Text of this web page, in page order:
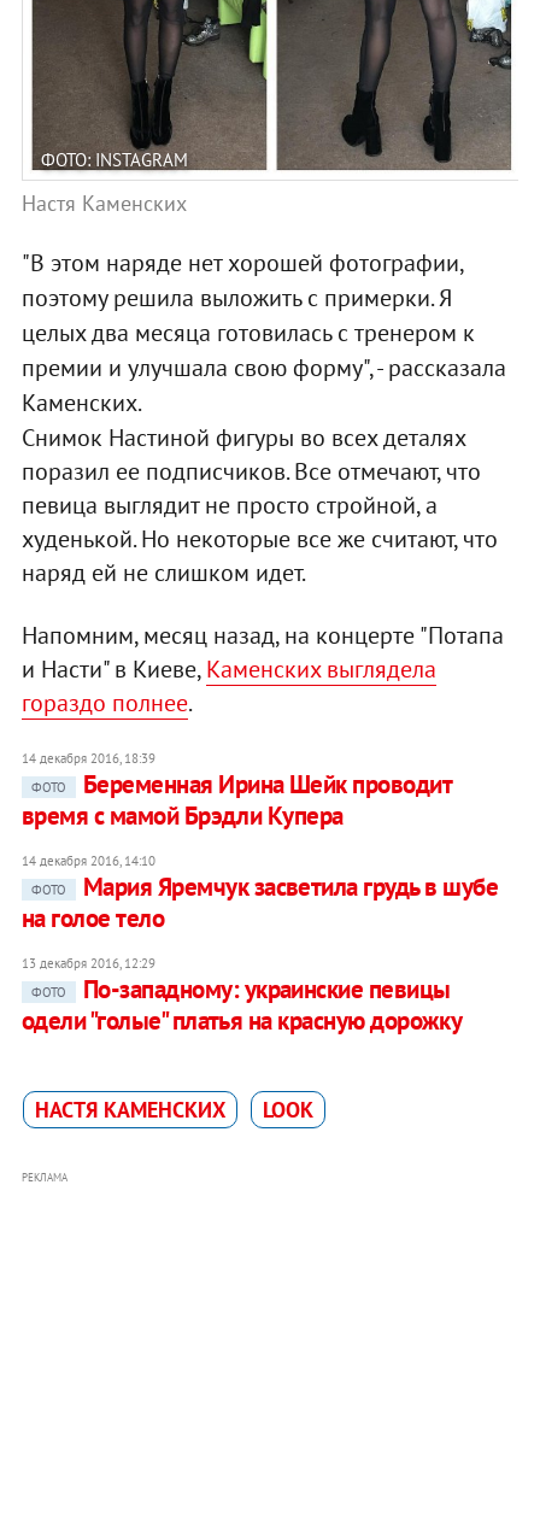
ФОТО: INSTAGRAM
Настя Каменских
"В этом наряде нет хорошей фотографии,
поэтому решила выложить с примерки. Я
целых два месяца готовилась с тренером к
премии и улучшала свою форму", - рассказала
Каменских.
Снимок Настиной фигуры во всех деталях
поразил ее подписчиков. Все отмечают, что
певица выглядит не просто стройной, а
худенькой. Но некоторые все же считают, что
наряд ей не слишком идет.
Напомним, месяц назад, на концерте "Потапа
и Насти" в Киеве,Каменских выглядела
гораздо полнее.
14 декабря 2016, 18:39
ФОТО
Беременная Ирина Шейк проводит
время с мамой Брэдли Купера
14 декабря 2016, 14:10
ФОТО
Мария Яремчук засветила грудь в шубе
на голое тело
13 декабря 2016, 12:29
ФОТО
По-западному: украинские певицы
одели "голые" платья на красную дорожку
НАСТЯ КАМЕНСКИХ LOOK
РЕКЛАМА